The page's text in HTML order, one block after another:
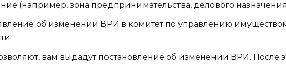
(например, зона предпринимательства, делового
об изменении ВРИ в комитет по управлению
вам выдадут постановление об изменении ВРИ. После